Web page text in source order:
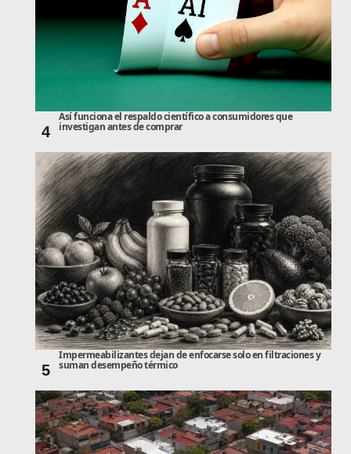
4
Así funciona el respaldo científico a consumidores que
investigan antes de comprar
5
Impermeabilizantes dejan de enfocarse solo en filtraciones y
suman desempeño térmico